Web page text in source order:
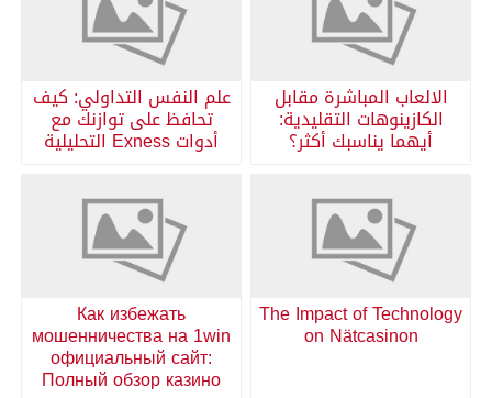
الالعاب المباشرة مقابل
الكازينوهات التقليدية:
أيهما يناسبك أكثر؟
علم النفس التداولي: كيف
تحافظ على توازنك مع
أدوات Exness التحليلية
The Impact of Technology
on Nätcasinon
Как избежать
мошенничества на 1win
официальный сайт:
Полный обзор казино